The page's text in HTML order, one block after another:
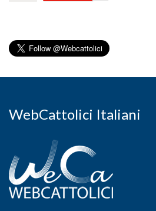
WebCattolici Italiani